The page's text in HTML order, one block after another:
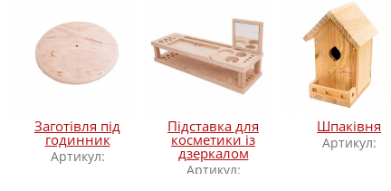
Заготівля під
годинник
Артикул:
Підставка для
косметики із
дзеркалом
Артикул:
Шпаківня
Артикул: